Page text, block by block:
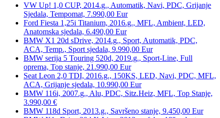
VW Up! 1,0 CUP, 2014.g., Automatik, Navi, PDC, Grijanje
Sjedala, Tempomat, 7.990,00 Eur
Ford Fiesta 1,25i Titanium, 2016.g., MFL, Ambient, LED,
Anatomska sjedala, 6.490,00 Eur
BMW X1 20d sDrive, 2014.g., Sport, Automatik, PDC,
ACA, Temp., Sport sjedala, 9.990,00 Eur
BMW serija 5 Touring 520d, 2019.g., Sport-Line, Full
oprema, Top stanje, 21.990,00 Eur
Seat Leon 2,0 TDI, 2016.g., 150KS, LED, Navi, PDC, MFL,
ACA, Grijanje sjedala, 10.990,00 Eur
BMW 116i, 2007.g., Alu, PDC, Sitz.Heiz, MFL, Top Stanje,
3.990,00 €
BMW 118d Sport, 2013.g., Savršeno stanje, 9.450,00 Eur